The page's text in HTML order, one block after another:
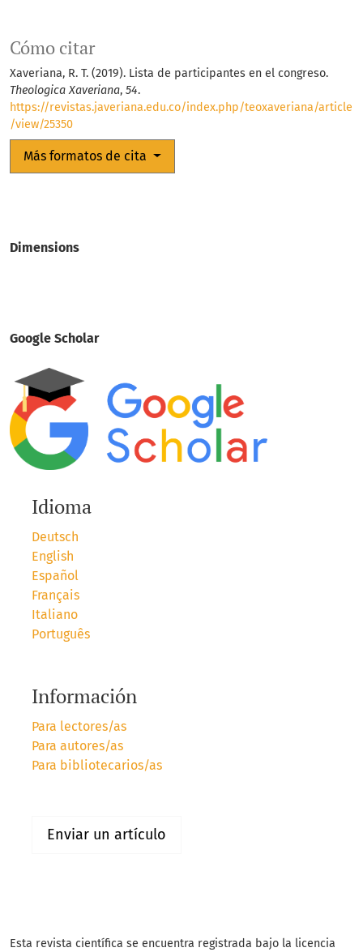
Cómo citar
Xaveriana, R. T. (2019). Lista de participantes en el congreso.
Theologica Xaveriana, 54.
https://revistas.javeriana.edu.co/index.php/teoxaveriana/article
/view/25350
Más formatos de cita
Dimensions
Google Scholar
Idioma
Deutsch
English
Español
Français
Italiano
Português
Información
Para lectores/as
Para autores/as
Para bibliotecarios/as
Enviar un artículo
Esta revista científica se encuentra registrada bajo la licencia